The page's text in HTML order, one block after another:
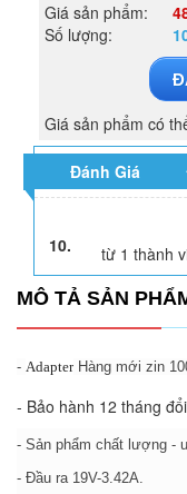
Giá sản phẩm:
Số lượng:
Giá sản phẩm có
Đánh Giá
10. từ 1 thành
MÔ TẢ SẢN
- Adapter Hàng mới zin
- Bảo hành 12 tháng
- Sản phẩm chất lượng -
- Đầu ra 19V-3.42A.